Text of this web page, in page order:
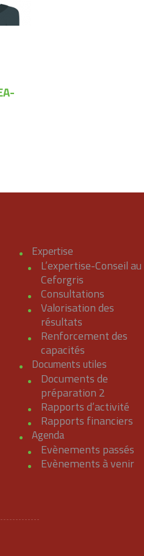
Expertise
L’expertise-Conseil au
Ceforgris
Consultations
Valorisation des
résultats
Renforcement des
capacités
Documents utiles
Documents de
préparation 2
Rapports d’activité
Rapports financiers
Agenda
Evènements passés
Evènements à venir